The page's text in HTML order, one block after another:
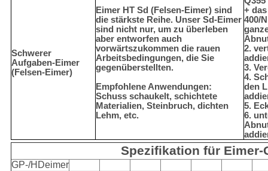
Schwerer
Aufgaben-Eimer
(Felsen-Eimer)
Eimer HT Sd (Felsen-Eimer) sind
die stärkste Reihe. Unser Sd-Eimer
sind nicht nur, um zu überleben
aber entworfen auch
vorwärtszukommen die rauen
Arbeitsbedingungen, die Sie
gegenüberstellten.
Empfohlene Anwendungen:
Schuss schaukelt, schichtete
Materialien, Steinbruch, dichten
Lehm, etc.
+
400/
2.
3.
4.
den
5.
6.
Spezifikation für Eimer-
GP-/HDeimer